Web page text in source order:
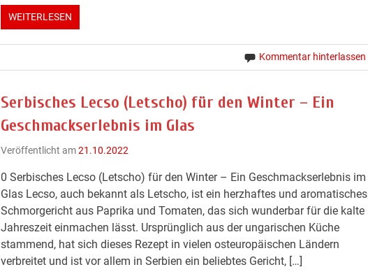
WEITERLESEN
Kommentar hinterlassen
Serbisches Lecso (Letscho) für den Winter – Ein
Geschmackserlebnis im Glas
Veröffentlicht am21.10.2022
0 Serbisches Lecso (Letscho) für den Winter – Ein Geschmackserlebnis im
Glas Lecso, auch bekannt als Letscho, ist ein herzhaftes und aromatisches
Schmorgericht aus Paprika und Tomaten, das sich wunderbar für die kalte
Jahreszeit einmachen lässt. Ursprünglich aus der ungarischen Küche
stammend, hat sich dieses Rezept in vielen osteuropäischen Ländern
verbreitet und ist vor allem in Serbien ein beliebtes Gericht, […]